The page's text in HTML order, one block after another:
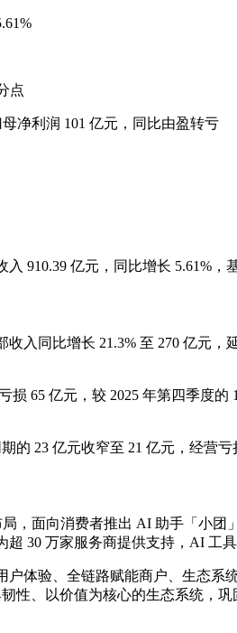
点
净利润 101 亿元，同比由盈转亏
910.39 亿元，同比增长 5.61%，
入同比增长 21.3% 至 270 亿元
损 65 亿元，较 2025 年第四季度
的 23 亿元收窄至 21 亿元，经营
，面向消费者推出 AI 助手「小
30 万家服务商提供支持，AI 工
户体验、全链路赋能商户、生态
性、以价值为核心的生态系统，巩